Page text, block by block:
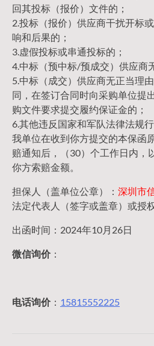
回其投标（报价）文件的；
2.投标（报价）供应商干扰开标
响和后果的；
3.虚假投标或串通投标的；
4.中标（预中标/预成交）供应商
5.中标（成交）供应商无正当理
同，在签订合同时向采购单位提
购文件要求提交履约保证金的；
6.其他违反国家和军队法律法规行
我单位在收到你方提交的本保函
赔通知后，（30）个工作日内，
你方索赔金额。
担保人（盖单位公章）： 深圳市
法定代表人（签字或盖章）或授
出函时间：2024年10月26日
微信询价：
电话询价： 15815552225